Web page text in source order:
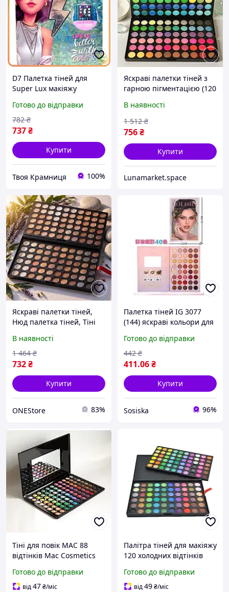
D7 Палетка тіней для
Super Lux макіяжу
яскравими кольорами для
очей косметика для мак
MOD58L
Готово до відправки
737₴
782 ₴
Купити
Твоя Крамниця 100%
Яскраві палетки тіней з
гарною пігментацією (120
райдужних тіней, Тіні для
повік денний макіяж, QLL
В наявності
756₴
1 512 ₴
Купити
Lunamarket.space
Яскраві палетки тіней,
Нюд палетка тіней, Тіні
Кольорові тіні макіяж,
Тіні для повік матові, TFF
В наявності
732₴
1 464 ₴
Купити
ONEStore 83%
Палетка тіней IG 3077
(144) яскраві кольори для
Готово до відправки
411.06₴
442 ₴
Купити
Sosiska 96%
Тіні для повік МАС 88
відтінків Mac Cosmetics
відтінки тіней
Готово до відправки
від47₴/міс
Палітра тіней для макіяжу
120 холодних відтінків
Готово до відправки
від49₴/міс